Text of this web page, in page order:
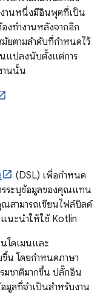
านหนึ่งมีอินพุตที่เป็น
งทำงานหลังจากอีก
ยตามลำดับที่กำหนดไว้
แปลงนับตั้งแต่การ
านนั้น
(DSL) เพื่อกำหนด
รระบุข้อมูลของคุณแทน
สามารถเขียนไฟล์บิลด์
นะนำให้ใช้ Kotlin
โดเมนและ
ขึ้น โดยกำหนดภาษา
ชาติมากขึ้น ปลั๊กอิน
มูลที่จำเป็นสำหรับงาน